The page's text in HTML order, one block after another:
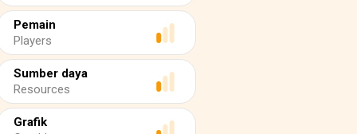
Pemain
Players
Sumber daya
Resources
Grafik